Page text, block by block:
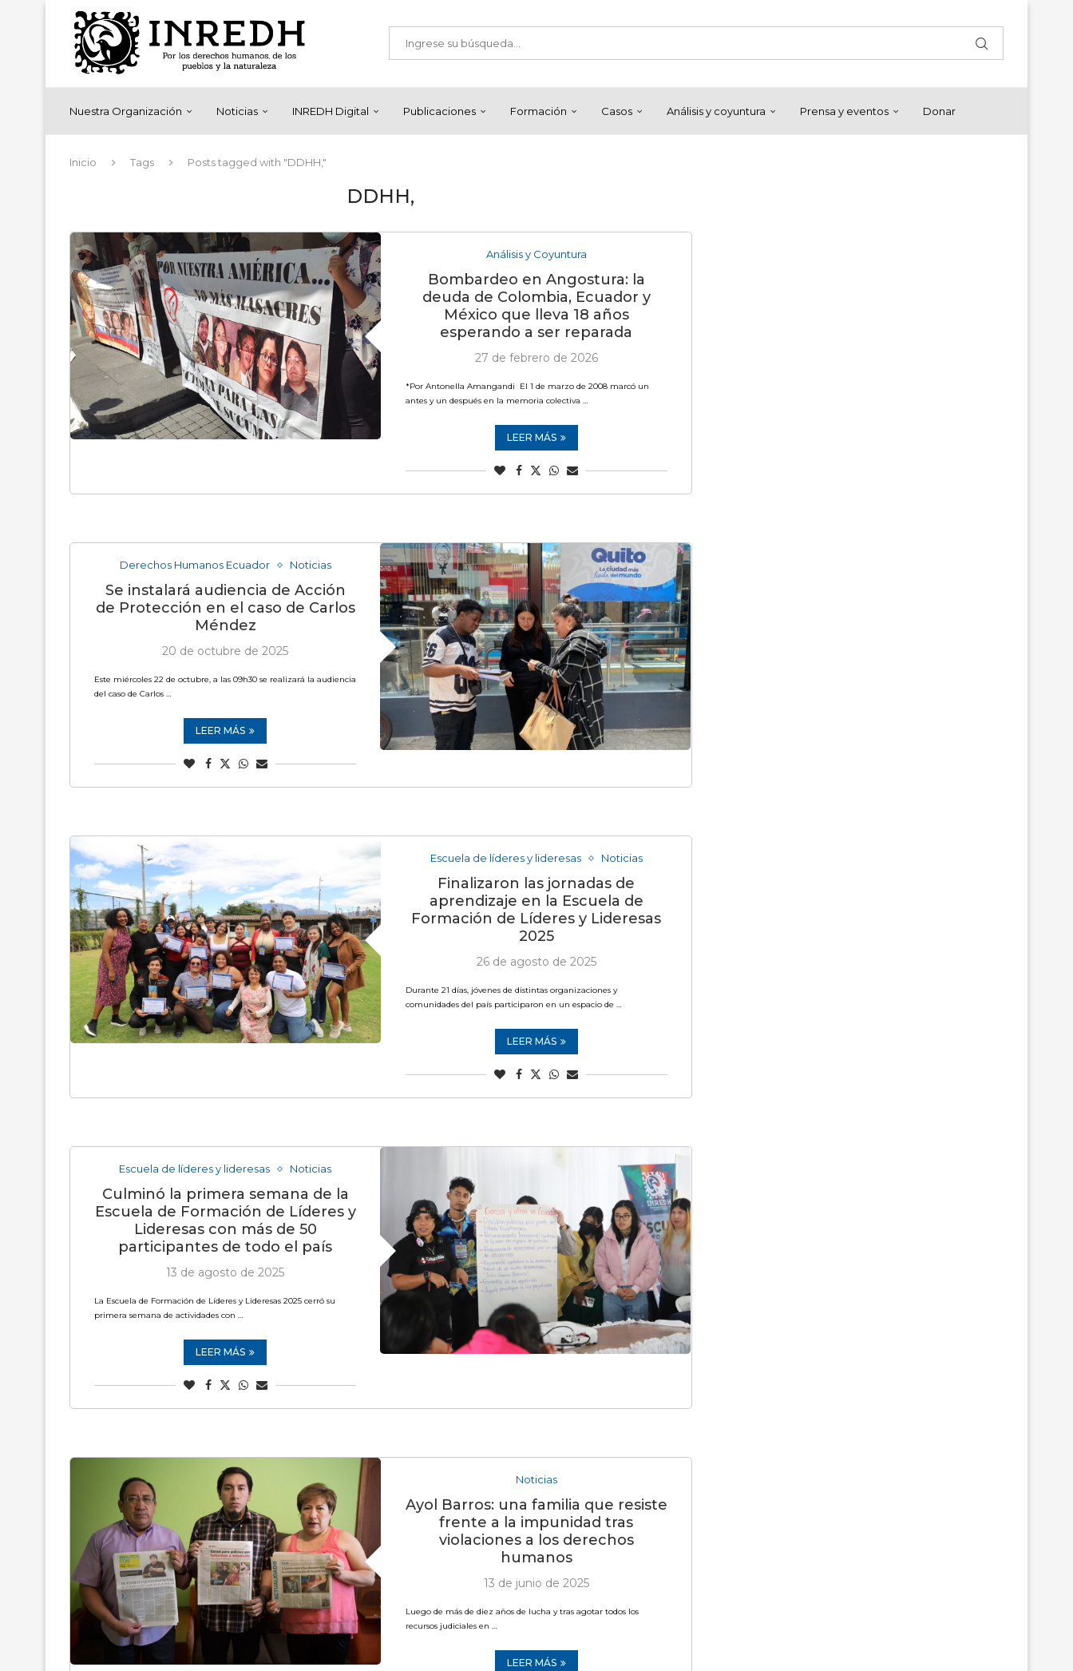
Nuestra Organización Noticias INREDH Digital Publicaciones Formación Casos Análisis y coyuntura Prensa y eventos Donar
Inicio Tags Posts tagged with "DDHH,"
DDHH,
Análisis y Coyuntura
Bombardeo en Angostura: la
deuda de Colombia, Ecuador y
México que lleva 18 años
esperando a ser reparada
27 de febrero de 2026
*Por Antonella Amangandi El 1 de marzo de 2008 marcó un
antes y un después en la memoria colectiva …
LEER MÁS
Derechos Humanos Ecuador Noticias
Se instalará audiencia de Acción
de Protección en el caso de Carlos
Méndez
20 de octubre de 2025
Este miércoles 22 de octubre, a las 09h30 se realizará la audiencia
del caso de Carlos …
LEER MÁS
Escuela de líderes y lideresas Noticias
Finalizaron las jornadas de
aprendizaje en la Escuela de
Formación de Líderes y Lideresas
2025
26 de agosto de 2025
Durante 21 días, jóvenes de distintas organizaciones y
comunidades del país participaron en un espacio de …
LEER MÁS
Escuela de líderes y lideresas Noticias
Culminó la primera semana de la
Escuela de Formación de Líderes y
Lideresas con más de 50
participantes de todo el país
13 de agosto de 2025
La Escuela de Formación de Líderes y Lideresas 2025 cerró su
primera semana de actividades con …
LEER MÁS
Noticias
Ayol Barros: una familia que resiste
frente a la impunidad tras
violaciones a los derechos
humanos
13 de junio de 2025
Luego de más de diez años de lucha y tras agotar todos los
recursos judiciales en …
LEER MÁS